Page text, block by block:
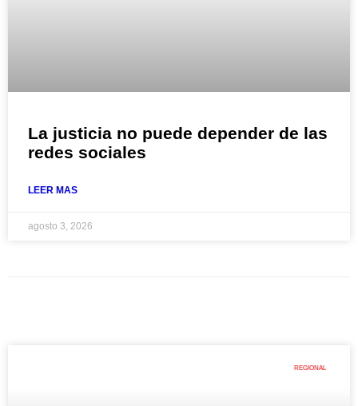
La justicia no puede depender de las
redes sociales
LEER MAS
agosto 3, 2026
REGIONAL